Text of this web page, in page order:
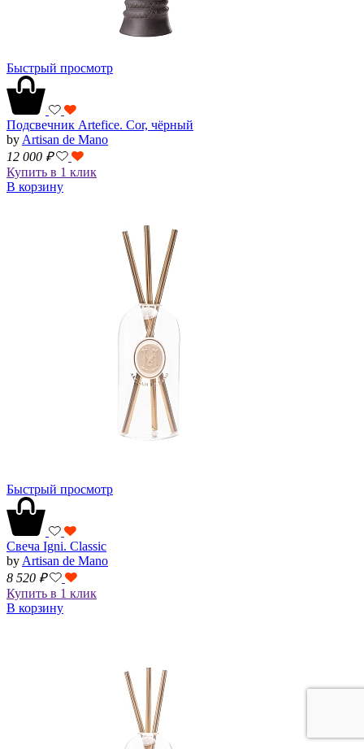
Быстрый просмотр
Подсвечник Artefice. Cor, чёрный
by Artisan de Mano
12 000 ₽
Купить в 1 клик
В корзину
Быстрый просмотр
Свеча Igni. Classic
by Artisan de Mano
8 520 ₽
Купить в 1 клик
В корзину